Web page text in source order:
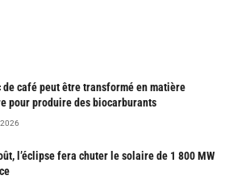
de café peut être transformé en matière
pour produire des biocarburants
l’éclipse fera chuter le solaire de 1 800 MW